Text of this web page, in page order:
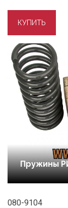
Пружины
080-9104